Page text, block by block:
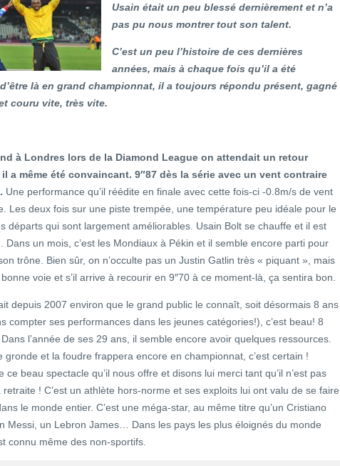
Usain était un peu blessé dernièrement et n’a
pas pu nous montrer tout son talent.
C’est un peu l’histoire de ces dernières
années, mais à chaque fois qu’il a été
là en grand championnat, il a toujours répondu présent, gagné
couru vite, très vite.
à Londres lors de la Diamond League on attendait un retour
a même été convaincant. 9″87 dès la série avec un vent contraire
Une performance qu’il réédite en finale avec cette fois-ci -0.8m/s de vent
Les deux fois sur une piste trempée, une température peu idéale pour le
départs qui sont largement améliorables. Usain Bolt se chauffe et il est
Dans un mois, c’est les Mondiaux à Pékin et il semble encore parti pour
trône. Bien sûr, on n’occulte pas un Justin Gatlin très « piquant », mais
voie et s’il arrive à recourir en 9″70 à ce moment-là, ça sentira bon.
depuis 2007 environ que le grand public le connaît, soit désormais 8 ans
compter ses performances dans les jeunes catégories!), c’est beau! 8
l’année de ses 29 ans, il semble encore avoir quelques ressources.
gronde et la foudre frappera encore en championnat, c’est certain !
ce beau spectacle qu’il nous offre et disons lui merci tant qu’il n’est pas
! C’est un athlète hors-norme et ses exploits lui ont valu de se faire
le monde entier. C’est une méga-star, au même titre qu’un Cristiano
Messi, un Lebron James… Dans les pays les plus éloignés du monde
connu même des non-sportifs.